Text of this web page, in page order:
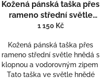
Kožená pánská taška přes
rameno střední světle
hnědá s klopnou a
1 150 Kč
Kožená pánská taška přes
rameno střední světle hnědá s
klopnou a vodorovným zipem
Tato taška ve světle hnědé